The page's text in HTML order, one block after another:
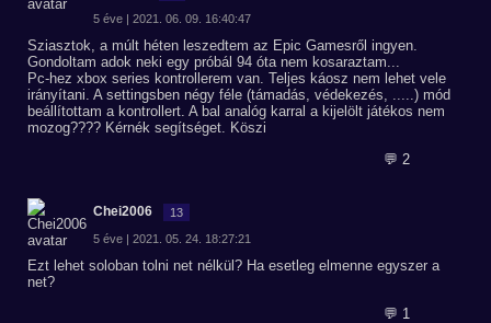
5 éve | 2021. 06. 09. 16:40:47
Sziasztok, a múlt héten leszedtem az Epic Gamesről ingyen.
Gondoltam adok neki egy próbál 94 óta nem kosaraztam...
Pc-hez xbox series kontrollerem van. Teljes káosz nem lehet vele
irányítani. A settingsben négy féle (támadás, védekezés, .....) mód
beállítottam a kontrollert. A bal analóg karral a kijelölt játékos nem
mozog???? Kérnék segítséget. Köszi
💬 2
Chei2006 13
5 éve | 2021. 05. 24. 18:27:21
Ezt lehet soloban tolni net nélkül? Ha esetleg elmenne egyszer a
net?
💬 1